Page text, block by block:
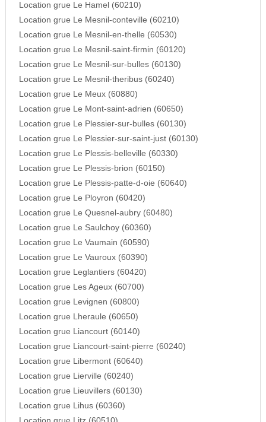
Location grue Le Hamel (60210)
Location grue Le Mesnil-conteville (60210)
Location grue Le Mesnil-en-thelle (60530)
Location grue Le Mesnil-saint-firmin (60120)
Location grue Le Mesnil-sur-bulles (60130)
Location grue Le Mesnil-theribus (60240)
Location grue Le Meux (60880)
Location grue Le Mont-saint-adrien (60650)
Location grue Le Plessier-sur-bulles (60130)
Location grue Le Plessier-sur-saint-just (60130)
Location grue Le Plessis-belleville (60330)
Location grue Le Plessis-brion (60150)
Location grue Le Plessis-patte-d-oie (60640)
Location grue Le Ployron (60420)
Location grue Le Quesnel-aubry (60480)
Location grue Le Saulchoy (60360)
Location grue Le Vaumain (60590)
Location grue Le Vauroux (60390)
Location grue Leglantiers (60420)
Location grue Les Ageux (60700)
Location grue Levignen (60800)
Location grue Lheraule (60650)
Location grue Liancourt (60140)
Location grue Liancourt-saint-pierre (60240)
Location grue Libermont (60640)
Location grue Lierville (60240)
Location grue Lieuvillers (60130)
Location grue Lihus (60360)